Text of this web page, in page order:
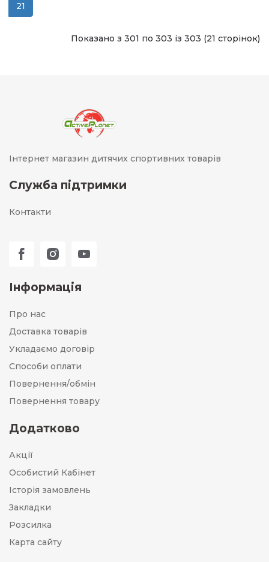
21
Показано з 301 по 303 із 303 (21 сторінок)
Інтернет магазин дитячих спортивних товарів
Служба підтримки
Контакти
Інформація
Про нас
Доставка товарів
Укладаємо договір
Способи оплати
Повернення/обмін
Повернення товару
Додатково
Акції
Особистий Кабінет
Історія замовлень
Закладки
Розсилка
Карта сайту